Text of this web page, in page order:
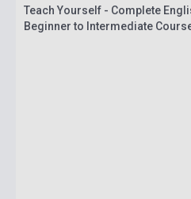
Teach Yourself - Complete
Beginner to Intermediate